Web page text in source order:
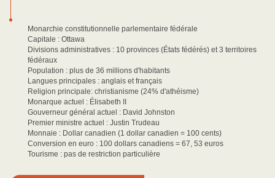
Monarchie constitutionnelle parlementaire fédérale
Capitale : Ottawa
Divisions administratives : 10 provinces (États fédérés) et 3 territoires
fédéraux
Population : plus de 36 millions d'habitants
Langues principales : anglais et français
Religion principale: christianisme (24% d'athéisme)
Monarque actuel : Élisabeth II
Gouverneur général actuel : David Johnston
Premier ministre actuel : Justin Trudeau
Monnaie : Dollar canadien (1 dollar canadien = 100 cents)
Conversion en euro : 100 dollars canadiens = 67, 53 euros
Tourisme : pas de restriction particulière